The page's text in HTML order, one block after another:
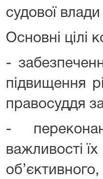
судової влади
Основні цілі
-
підвищення
правосуддя
-
важливості їх